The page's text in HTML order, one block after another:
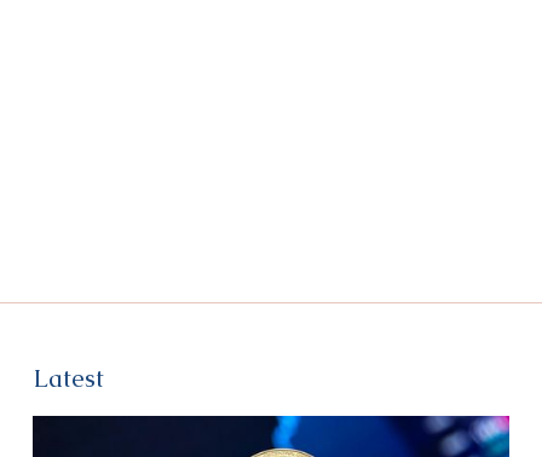
Latest